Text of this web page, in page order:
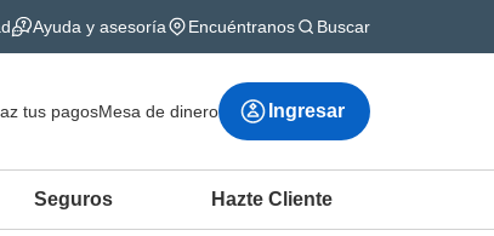
Ayuda y asesoría Encuéntranos Buscar
tus pagosMesa de dinero Ingresar
Seguros Hazte Cliente